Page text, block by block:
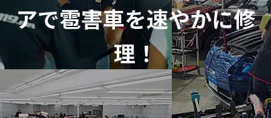
アで雹害車を速やかに修
理！